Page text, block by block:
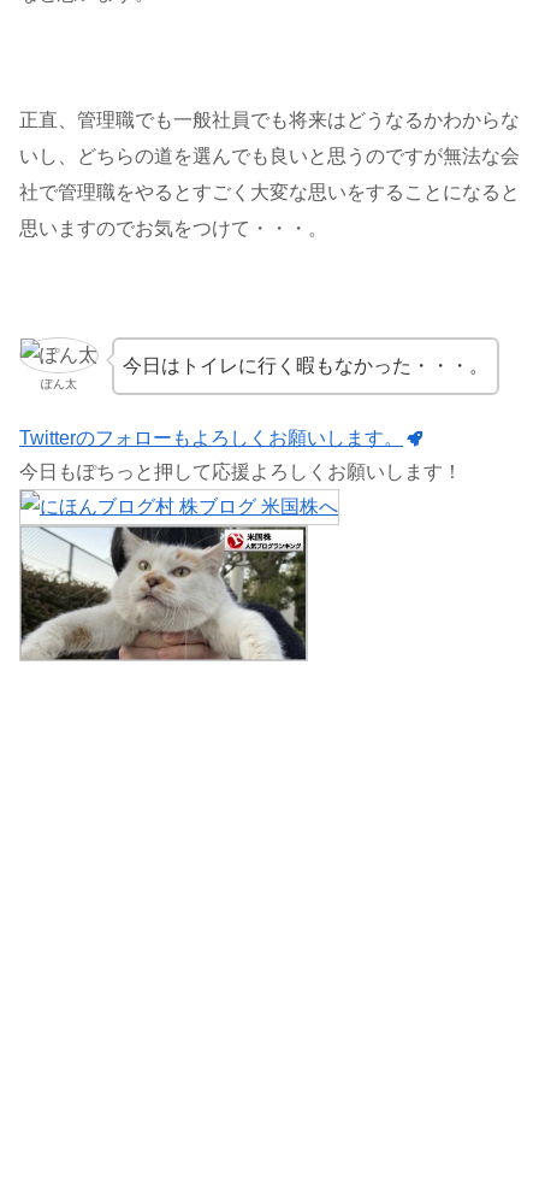
正直、管理職でも一般社員でも将来はどうなるかわからな
いし、どちらの道を選んでも良いと思うのですが無法な会
社で管理職をやるとすごく大変な思いをすることになると
思いますのでお気をつけて・・・。
ぽん太
今日はトイレに行く暇もなかった・・・。
Twitterのフォローもよろしくお願いします。
今日もぽちっと押して応援よろしくお願いします！